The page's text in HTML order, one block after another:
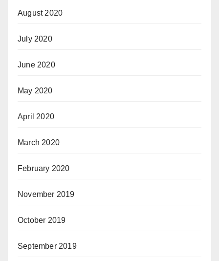
August 2020
July 2020
June 2020
May 2020
April 2020
March 2020
February 2020
November 2019
October 2019
September 2019